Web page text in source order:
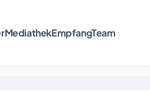
MediathekEmpfangTeam